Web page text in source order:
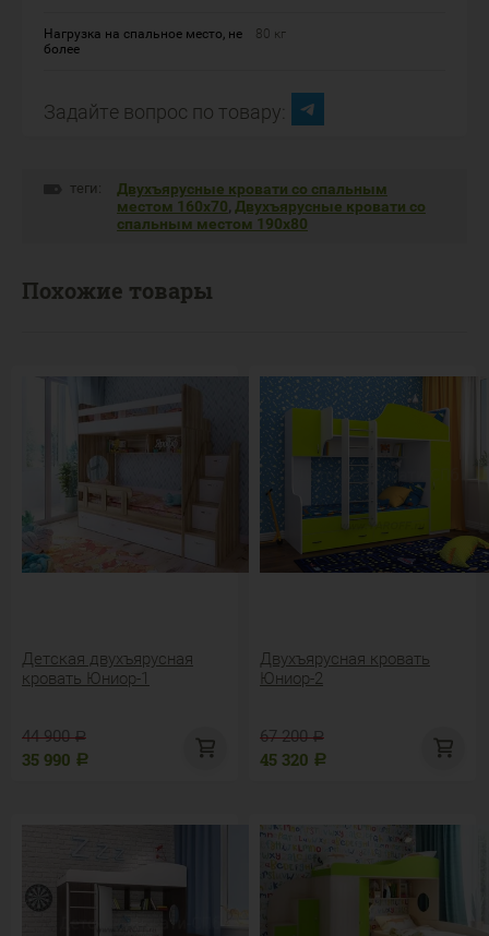
Нагрузка на спальное место, не
более
80 кг
Задайте вопрос по товару:
теги:
Двухъярусные кровати со спальным
местом 160х70 Двухъярусные кровати со
спальным местом 190х80
Похожие товары
Детская двухъярусная
кровать Юниор-1
44 900 Р
35 990 Р
Двухъярусная кровать
Юниор-2
67 200 Р
45 320 Р